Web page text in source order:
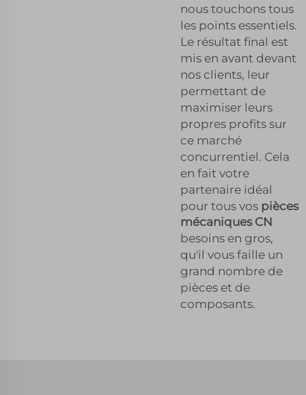
nous touchons tous
les points essentiels.
Le résultat final est
mis en avant devant
nos clients, leur
permettant de
maximiser leurs
propres profits sur
ce marché
concurrentiel. Cela
en fait votre
partenaire idéal
pour tous vos pièces
mécaniques CN
besoins en gros,
qu'il vous faille un
grand nombre de
pièces et de
composants.